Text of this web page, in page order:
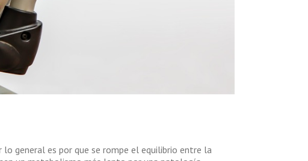
general es por que se rompe el equilibrio entre la